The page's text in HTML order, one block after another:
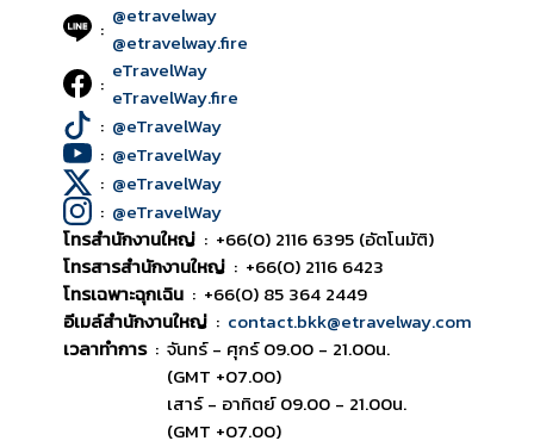
: @etravelway
@etravelway.fire
: eTravelWay
eTravelWay.fire
: @eTravelWay
: @eTravelWay
: @eTravelWay
: @eTravelWay
โทรสำนักงานใหญ่ : +66(0) 2116 6395 (อัตโนมัติ)
โทรสารสำนักงานใหญ่ : +66(0) 2116 6423
โทรเฉพาะฉุกเฉิน : +66(0) 85 364 2449
อีเมล์สำนักงานใหญ่ : contact.bkk@etravelway.com
เวลาทำการ : จันทร์ - ศุกร์ 09.00 - 21.00น.
(GMT +07.00)
เสาร์ - อาทิตย์ 09.00 - 21.00น.
(GMT +07.00)